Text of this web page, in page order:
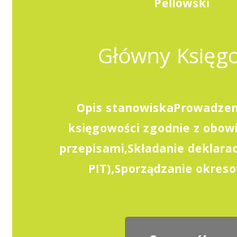
Główny
Opis
księgowości zgodnie z
przepisami,Składanie
PIT),Sporządzanie